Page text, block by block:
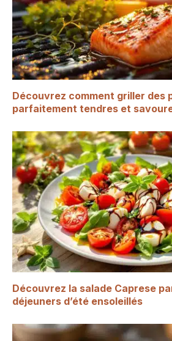
Découvrez comment griller des
parfaitement tendres et
Découvrez la salade Caprese
déjeuners d’été ensoleillés